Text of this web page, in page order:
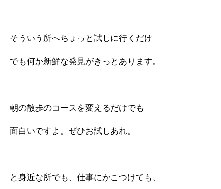
そういう所へちょっと試しに行くだけ
でも何か新鮮な発見がきっとあります。
朝の散歩のコースを変えるだけでも
面白いですよ。ぜひお試しあれ。
と身近な所でも、仕事にかこつけても、